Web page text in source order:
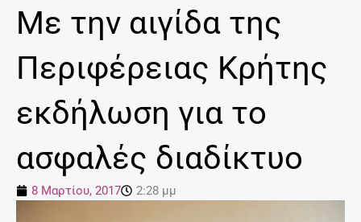
Με την αιγίδα της
Περιφέρειας Κρήτης
εκδήλωση για το
ασφαλές διαδίκτυο
8 Μαρτίου, 2017 2:28 μμ